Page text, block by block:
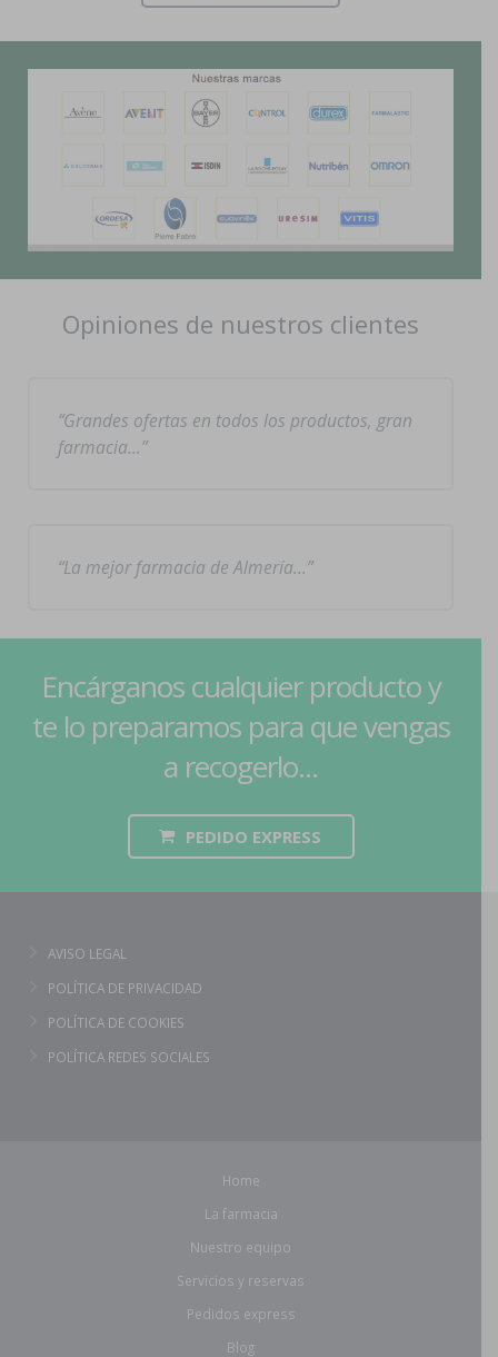
Opiniones de nuestros clientes
Grandes ofertas en todos los productos, gran
farmacia…
La mejor farmacia de Almería…
Encárganos cualquier producto y
te lo preparamos para que vengas
a recogerlo...
PEDIDO EXPRESS
AVISO LEGAL
POLÍTICA DE PRIVACIDAD
POLÍTICA DE COOKIES
POLÍTICA REDES SOCIALES
Home
La farmacia
Nuestro equipo
Servicios y reservas
Pedidos express
Blog